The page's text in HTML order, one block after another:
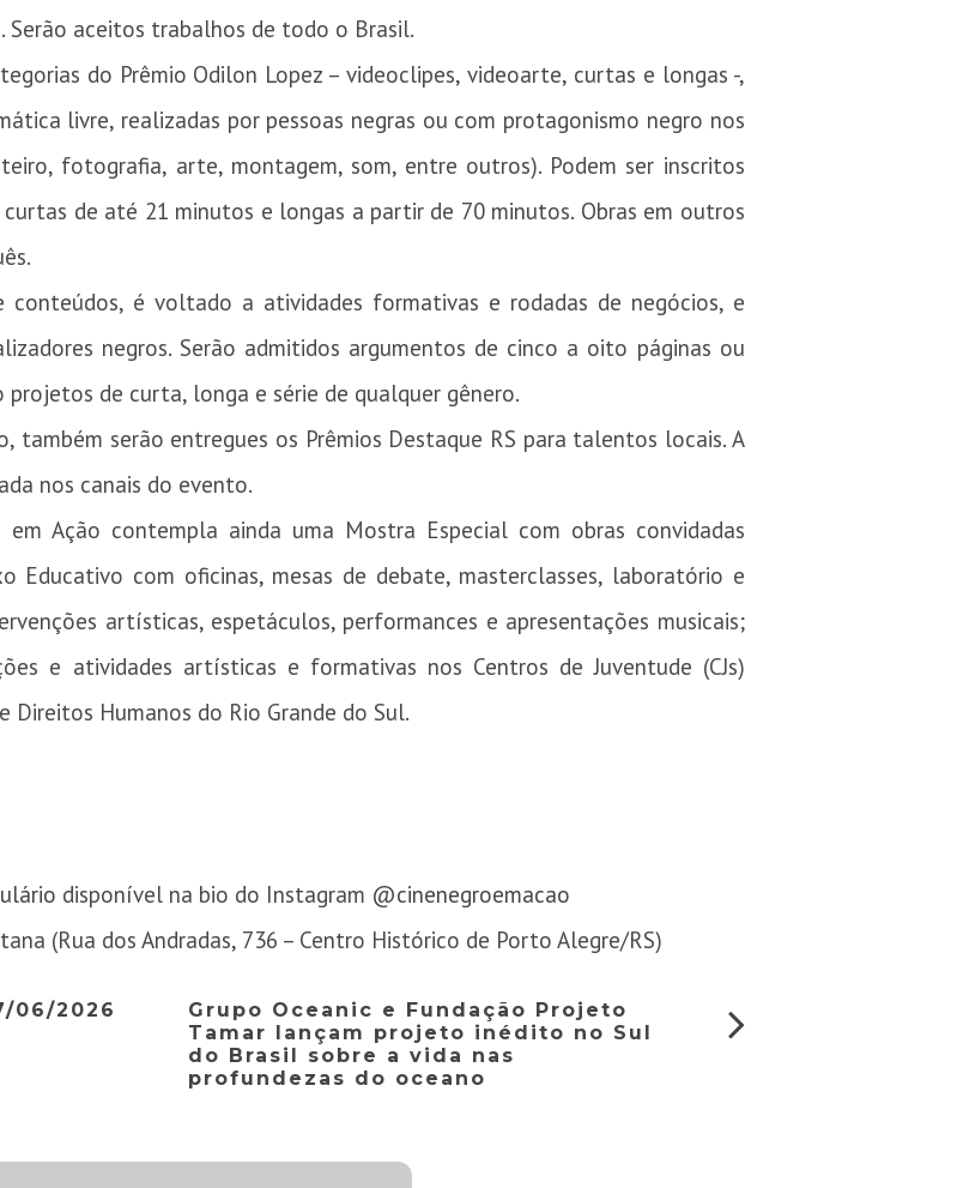
. Serão aceitos trabalhos de todo o Brasil.
do Prêmio Odilon Lopez – videoclipes, videoarte, curtas e longas -,
livre, realizadas por pessoas negras ou com protagonismo negro nos
fotografia, arte, montagem, som, entre outros). Podem ser inscritos
de até 21 minutos e longas a partir de 70 minutos. Obras em outros
é voltado a atividades formativas e rodadas de negócios, e
negros. Serão admitidos argumentos de cinco a oito páginas ou
de curta, longa e série de qualquer gênero.
serão entregues os Prêmios Destaque RS para talentos locais. A
nos canais do evento.
Ação contempla ainda uma Mostra Especial com obras convidadas
Educativo com oficinas, mesas de debate, masterclasses, laboratório e
artísticas, espetáculos, performances e apresentações musicais;
e atividades artísticas e formativas nos Centros de Juventude (CJs)
Direitos Humanos do Rio Grande do Sul.
disponível na bio do Instagram @cinenegroemacao
(Rua dos Andradas, 736 – Centro Histórico de Porto Alegre/RS)
06/2026
Grupo Oceanic e Fundação Projeto
Tamar lançam projeto inédito no Sul
do Brasil sobre a vida nas
profundezas do oceano